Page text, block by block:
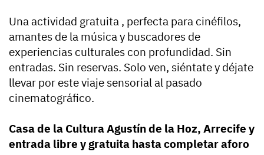
Una actividad gratuita , perfecta para cinéfilos,
amantes de la música y buscadores de
experiencias culturales con profundidad. Sin
entradas. Sin reservas. Solo ven, siéntate y déjate
llevar por este viaje sensorial al pasado
cinematográfico.
Casa de la Cultura Agustín de la Hoz, Arrecife y
entrada libre y gratuita hasta completar aforo